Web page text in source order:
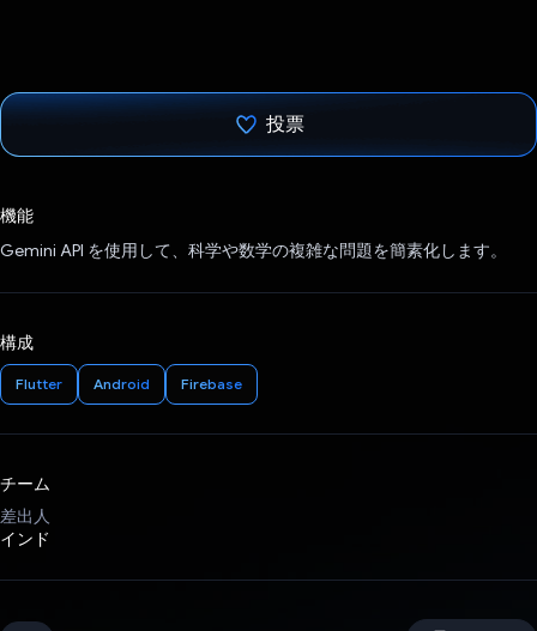
投票
機能
Gemini API を使用して、科学や数学の複雑な問題を簡素化します。
構成
Flutter Android Firebase
チーム
差出人
インド